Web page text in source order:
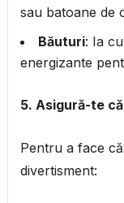
sau batoane de
Băuturi: Ia
energizante
5. Asigură-te
Pentru a face
divertisment: